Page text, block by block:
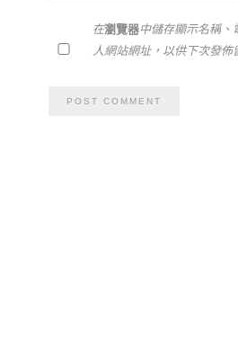
在瀏覽器中儲存顯示名稱、
人網站網址，以供下次發佈